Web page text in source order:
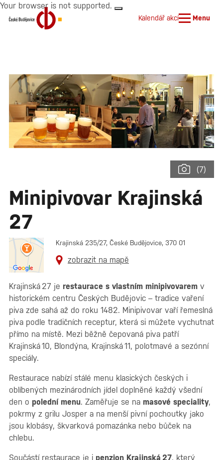
Your browser is not supported.
Kalendář akcí Menu
(7)
Minipivovar Krajinská
27
Krajinská 235/27, České Budějovice, 370 01
zobrazit na mapě
Krajinská 27 je restaurace s vlastním minipivovarem v
historickém centru Českých Budějovic – tradice vaření
piva zde sahá až do roku 1482. Minipivovar vaří řemeslná
piva podle tradičních receptur, která si můžete vychutnat
přímo na místě. Mezi běžně čepovaná piva patří
Krajinská 10, Blondýna, Krajinská 11, polotmavé a sezónní
speciály.
Restaurace nabízí stálé menu klasických českých i
oblíbených mezinárodních jídel doplněné každý všední
den o polední menu. Zaměřuje se na masové speciality,
pokrmy z grilu Josper a na menší pivní pochoutky jako
jsou klobásy, škvarková pomazánka nebo bůček na
chlebu.
Součástí restaurace je i penzion Krajinská 27, který